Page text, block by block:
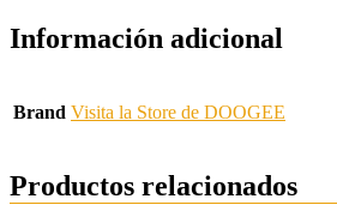
Información adicional
Brand Visita la Store de DOOGEE
Productos relacionados